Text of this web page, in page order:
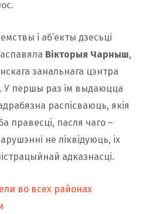
і аб’екты дзесьці
Вікторыя Чарныш,
занальнага цэнтра
У першы раз ім выдаюцца
распісваюць, якія
правесці, пасля чаго –
не ліквідуюць, іх
адказнасці.
во всех районах